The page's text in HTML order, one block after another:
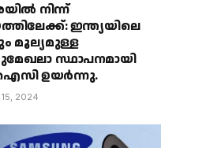
നിന്ന്
ഇന്ത്യയിലെ
മൂല്യമുള്ള
സ്ഥാപനമായി
ഉയർന്നു.
2024